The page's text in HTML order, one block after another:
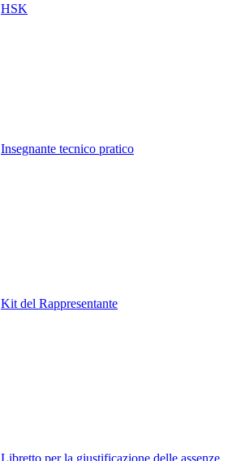
HSK
Insegnante tecnico pratico
Kit del Rappresentante